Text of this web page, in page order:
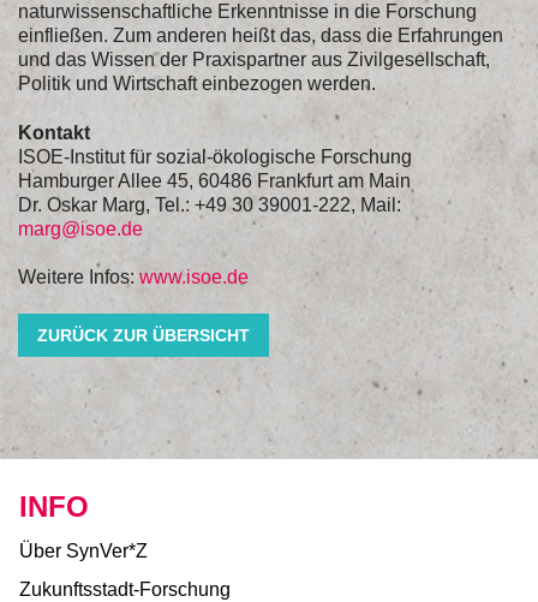
naturwissenschaftliche Erkenntnisse in die Forschung
einfließen. Zum anderen heißt das, dass die Erfahrungen
und das Wissen der Praxispartner aus Zivilgesellschaft,
Politik und Wirtschaft einbezogen werden.
Kontakt
ISOE-Institut für sozial-ökologische Forschung
Hamburger Allee 45, 60486 Frankfurt am Main
Dr. Oskar Marg, Tel.: +49 30 39001-222, Mail:
marg@isoe.de
Weitere Infos: www.isoe.de
ZURÜCK ZUR ÜBERSICHT
INFO
Über SynVer*Z
Zukunftsstadt-Forschung